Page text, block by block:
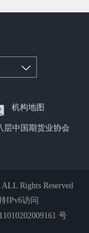
期货
机构地图
层中国期货业协会
Rights Reserved
IPv6访问
号